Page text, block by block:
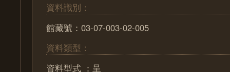
資料識別：
館藏號：03-07-003-02-005
資料類型：
資料型式 ：呈